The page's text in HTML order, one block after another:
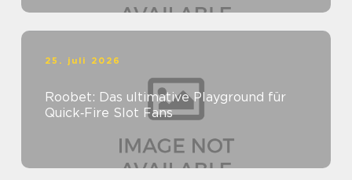
25. juli 2026
Roobet: Das ultimative Playground für
Quick‑Fire Slot Fans